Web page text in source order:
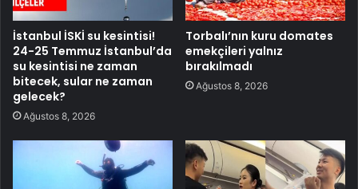
İstanbul İSKİ su kesintisi!
24-25 Temmuz İstanbul’da
su kesintisi ne zaman
bitecek, sular ne zaman
gelecek?
Ağustos 8, 2026
Torbalı’nın kuru domates
emekçileri yalnız
bırakılmadı
Ağustos 8, 2026